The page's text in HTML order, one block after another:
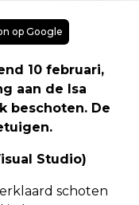
op Google
10 februari,
aan de Isa
beschoten. De
Studio)
schoten